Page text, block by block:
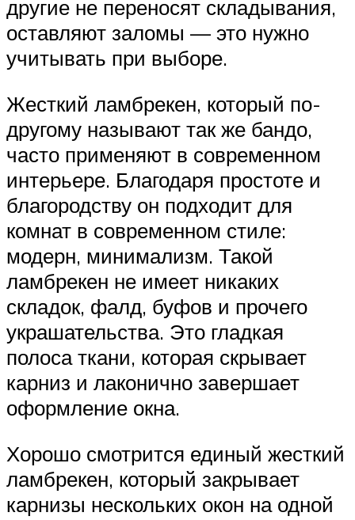
другие не переносят складывания,
оставляют заломы — это нужно
учитывать при выборе.
Жесткий ламбрекен, который по-
другому называют так же бандо,
часто применяют в современном
интерьере. Благодаря простоте и
благородству он подходит для
комнат в современном стиле:
модерн, минимализм. Такой
ламбрекен не имеет никаких
складок, фалд, буфов и прочего
украшательства. Это гладкая
полоса ткани, которая скрывает
карниз и лаконично завершает
оформление окна.
Хорошо смотрится единый жесткий
ламбрекен, который закрывает
карнизы нескольких окон на одной